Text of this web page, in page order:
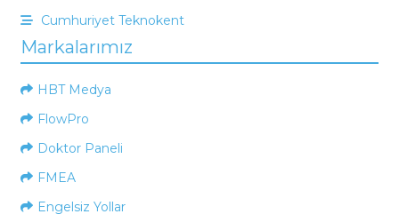
Cumhuriyet Teknokent
Markalarımız
HBT Medya
FlowPro
Doktor Paneli
FMEA
Engelsiz Yollar